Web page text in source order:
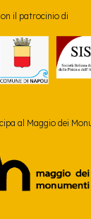
il patrocinio di
al Maggio dei